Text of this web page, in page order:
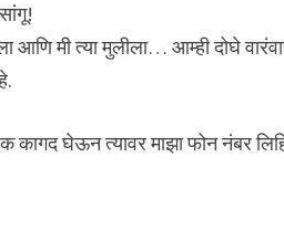
आणि मी त्या मुलीला… आम्ही दोघे
घेऊन त्यावर माझा फोन नंबर